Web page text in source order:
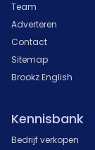
Team
Adverteren
Contact
Sitemap
Brookz English
Kennisbank
Bedrijf verkopen